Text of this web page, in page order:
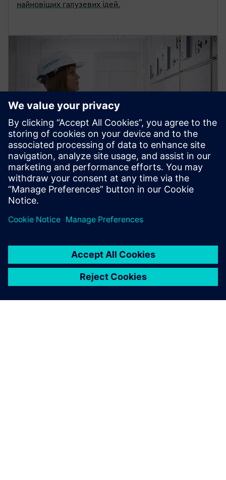
найновіших галузевих ідей.
Послуги електричних систем
Підтримуйте свої низьковольтні та
ідеальному стані для високодоступного джерела
систем від Siemens Energy.